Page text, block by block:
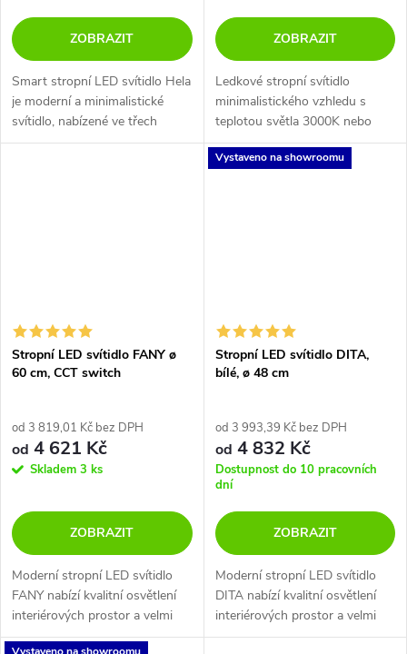
ZOBRAZIT
Smart stropní LED svítidlo Hela
je moderní a minimalistické
svítidlo, nabízené ve třech
barevných variantách v černé,
ZOBRAZIT
Ledkové stropní svítidlo
minimalistického vzhledu s
teplotou světla 3000K nebo
4000K, kterou si nastavíte při
instalaci. Kovové svítidlo s
Stropní LED svítidlo FANY ø
60 cm, CCT switch
od 3 819,01 Kč bez DPH
od 4 621 Kč
Skladem 3 ks
ZOBRAZIT
Moderní stropní LED svítidlo
FANY nabízí kvalitní osvětlení
interiérových prostor a velmi
efektní rozptyl světla. Na výběr
Vystaveno na showroomu
Stropní LED svítidlo DITA,
bílé, ø 48 cm
od 3 993,39 Kč bez DPH
od 4 832 Kč
Dostupnost do 10 pracovních
dní
ZOBRAZIT
Moderní stropní LED svítidlo
DITA nabízí kvalitní osvětlení
interiérových prostor a velmi
efektní rozptyl světla. Na výběr